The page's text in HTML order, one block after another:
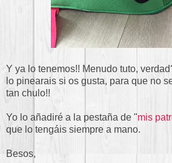
Y ya lo tenemos!! Menudo tuto,
lo pinearais si os gusta, para que no
tan chulo!!
Yo lo añadiré a la pestaña de "mis
que lo tengáis siempre a mano.
Besos,